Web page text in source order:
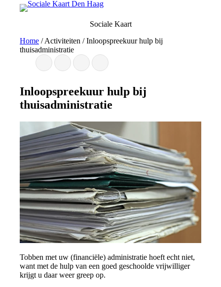
Sociale Kaart
Home /Activiteiten /Inloopspreekuur hulp bij
thuisadministratie
Inloopspreekuur hulp bij
thuisadministratie
Tobben met uw (financiële) administratie hoeft echt niet,
want met de hulp van een goed geschoolde vrijwilliger
krijgt u daar weer greep op.